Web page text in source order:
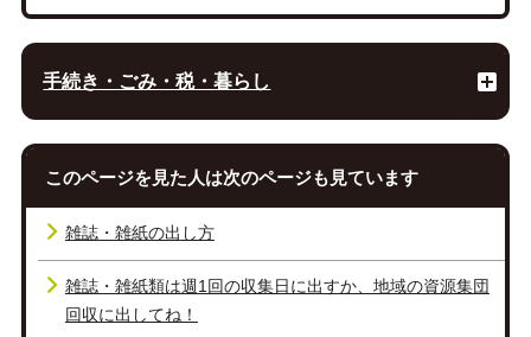
手続き・ごみ・税・暮らし
このページを見た人は次のページも見ています
雑誌・雑紙の出し方
雑誌・雑紙類は週1回の収集日に出すか、地域の資源集団
回収に出してね！